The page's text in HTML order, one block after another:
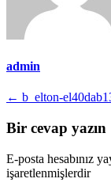
admin
Yazı
dolaşımı
← b_elton-
Bir cevap yazın
E-posta hesabınız
işaretlenmişlerdir